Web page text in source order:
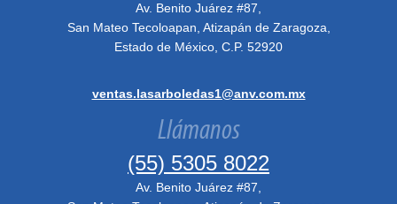
Av. Benito Juárez #87,
San Mateo Tecoloapan, Atizapán de Zaragoza,
Estado de México, C.P. 52920
ventas.lasarboledas1@anv.com.mx
Llámanos
(55) 5305 8022
Av. Benito Juárez #87,